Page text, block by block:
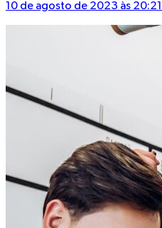
10 de agosto de 2023 às 20:21